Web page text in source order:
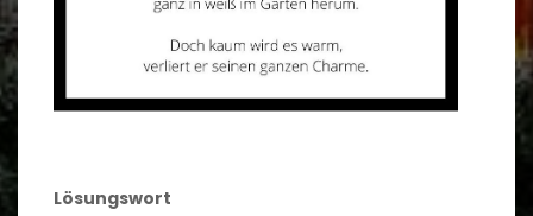
Lösungswort